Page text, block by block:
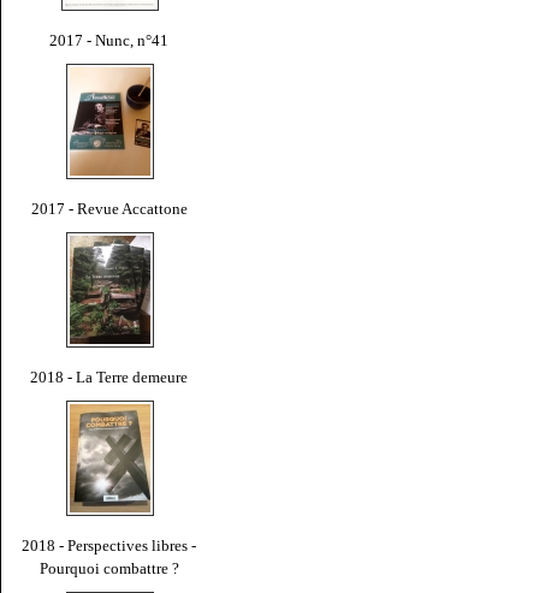
2017 - Nunc, n°41
2017 - Revue Accattone
2018 - La Terre demeure
2018 - Perspectives libres -
Pourquoi combattre ?